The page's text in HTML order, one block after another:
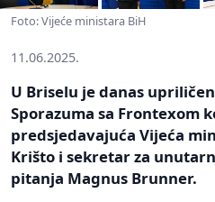
Foto: Vijeće ministara BiH
11.06.2025.
U Briselu je danas
Sporazuma sa Frontexom
predsjedavajuća Vijeća
Krišto i sekretar za
pitanja Magnus Brunner.